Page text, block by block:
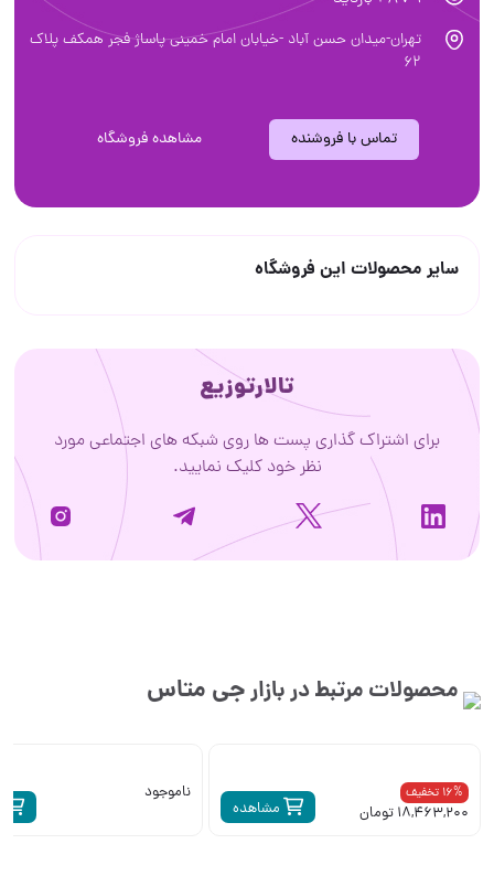
تهران-میدان حسن آباد -خیابان امام خمینی پاساژ فجر همکف پلاک
62
تماس با فروشنده مشاهده فروشگاه
سایر محصولات این فروشگاه
تالارتوزیع
برای اشتراک گذاری پست ها روی شبکه های اجتماعی مورد
نظر خود کلیک نمایید.
محصولات مرتبط در بازارجی متاس
مشاهده
16% تخفیف
18,463,200 تومان
ناموجود